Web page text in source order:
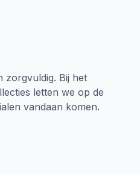
zorgvuldig. Bij het
letten we op de
vandaan komen.